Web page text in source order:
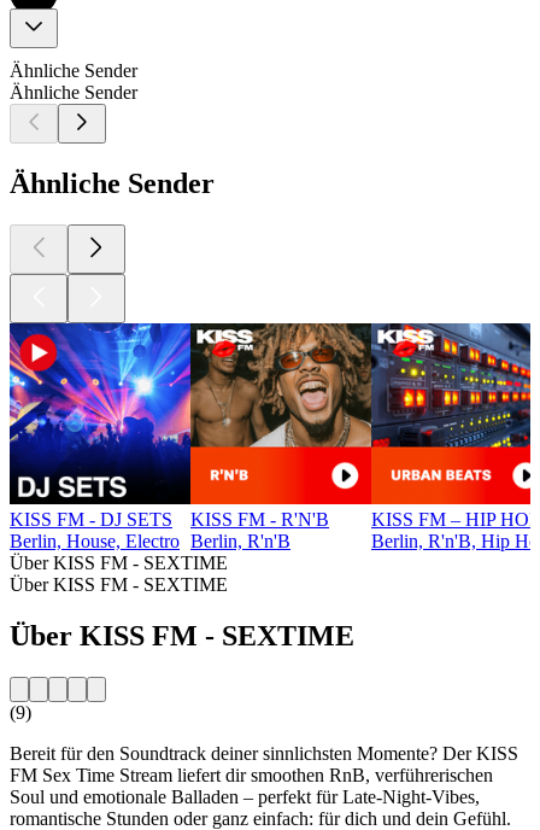
Ähnliche Sender
Ähnliche Sender
Ähnliche Sender
KISS FM - DJ SETS
Berlin, House, Electro
KISS FM - R'N'B
Berlin, R'n'B
KISS FM – HIP
Berlin, R'n'B, Hip
Über KISS FM - SEXTIME
Über KISS FM - SEXTIME
Über KISS FM - SEXTIME
(9)
Bereit für den Soundtrack deiner sinnlichsten Momente? Der KISS
FM Sex Time Stream liefert dir smoothen RnB, verführerischen
Soul und emotionale Balladen – perfekt für Late-Night-Vibes,
romantische Stunden oder ganz einfach: für dich und dein Gefühl.